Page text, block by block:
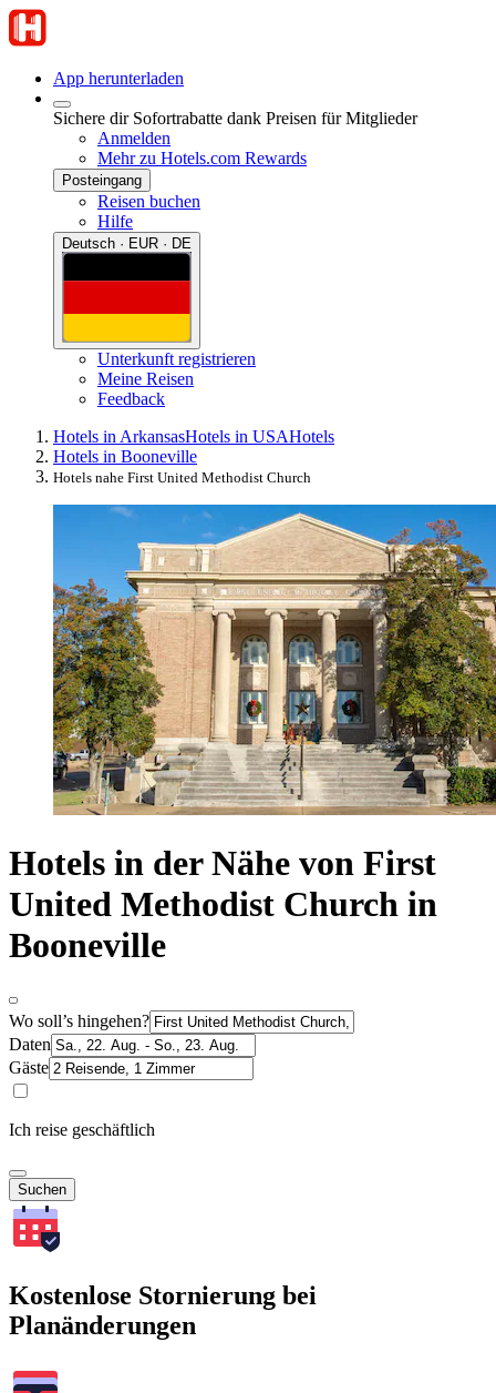
App herunterladen
Sichere dir Sofortrabatte dank Preisen für Mitglieder
Anmelden
Mehr zu Hotels.com Rewards
Posteingang
Reisen buchen
Hilfe
Deutsch · EUR · DE
Unterkunft registrieren
Meine Reisen
Feedback
Hotels in ArkansasHotels in USAHotels
Hotels in Booneville
Hotels nahe First United Methodist Church
Hotels in der Nähe von First
United Methodist Church in
Booneville
Wo soll’s hingehen?
Daten
Gäste
Ich reise geschäftlich
Suchen
Kostenlose Stornierung bei
Planänderungen